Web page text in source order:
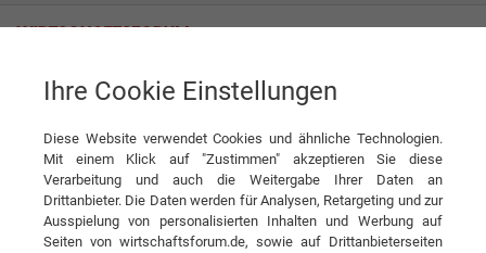
Pröchel GmbH
Ihre Cookie Einstellungen
Diese Website verwendet Cookies und ähnliche Technologien.
Mit einem Klick auf "Zustimmen" akzeptieren Sie diese
Verarbeitung und auch die Weitergabe Ihrer Daten an
Drittanbieter. Die Daten werden für Analysen, Retargeting und zur
Ausspielung von personalisierten Inhalten und Werbung auf
Seiten von wirtschaftsforum.de, sowie auf Drittanbieterseiten